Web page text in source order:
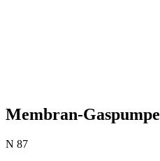
Membran-Gaspumpe
N 87